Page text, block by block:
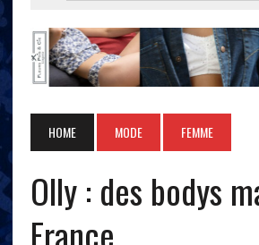
HOME MODE FEMME
Olly : des bodys
France